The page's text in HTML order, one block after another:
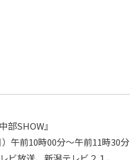
部SHOW』
午前10時00分～午前11時30分